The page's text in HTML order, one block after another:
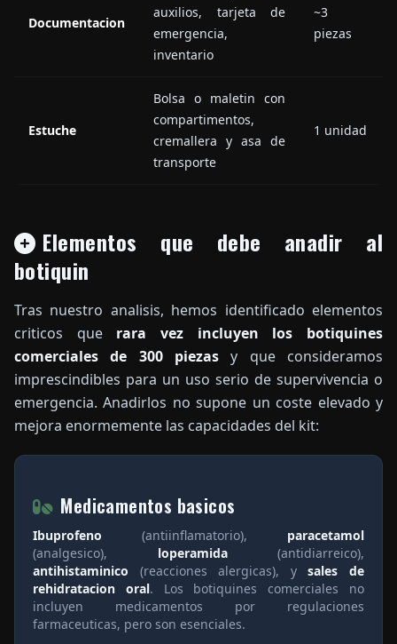
Documentacion
auxilios, tarjeta de
emergencia,
inventario
~3
piezas
Estuche
Bolsa o maletin con
compartimentos,
cremallera y asa de
transporte
1 unidad
Elementos que debe anadir al
botiquin
Tras nuestro analisis, hemos identificado elementos
criticos que rara vez incluyen los botiquines
comerciales de 300 piezas y que consideramos
imprescindibles para un uso serio de supervivencia o
emergencia. Anadirlos no supone un coste elevado y
mejora enormemente las capacidades del kit:
Medicamentos basicos
Ibuprofeno (antiinflamatorio), paracetamol
(analgesico), loperamida(antidiarreico),
antihistaminico (reacciones alergicas), ysales de
rehidratacion oral. Los botiquines comerciales no
incluyen medicamentos por regulaciones
farmaceuticas, pero son esenciales.